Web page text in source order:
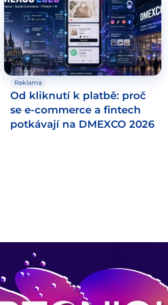
Reklama
Od kliknutí k platbě: proč
se e-commerce a fintech
potkávají na DMEXCO 2026